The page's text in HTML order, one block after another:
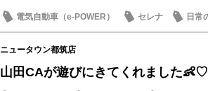
電気自動車（e-POWER） セレナ 日常
ニュータウン都筑店
山田CAが遊びにきてくれました👶♡